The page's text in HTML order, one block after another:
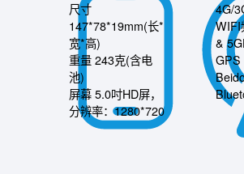
尺寸
147*78*19mm(长*
宽*高)
重量 243克(含电
池)
屏幕 5.0吋HD屏，
分辨率：1280*720
4G/
WIFI
&
GPS